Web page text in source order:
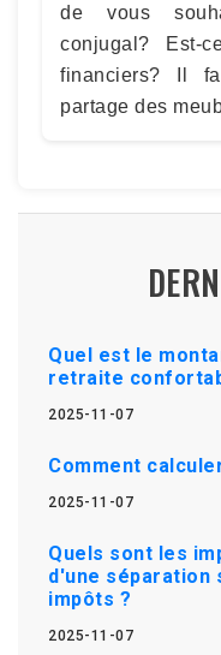
de vous
conjugal? Est-
financiers? Il
partage des
Quel est le
retraite
2025-11-07
Comment
2025-11-07
Quels sont les
d'une
impôts ?
2025-11-07